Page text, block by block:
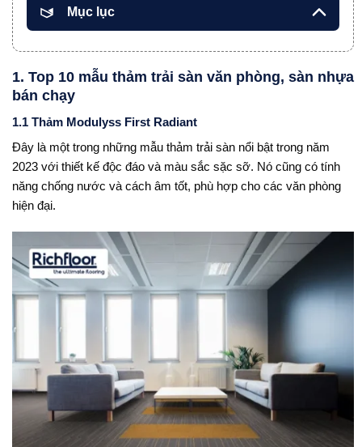
Mục lục
1. Top 10 mẫu thảm trải sàn văn phòng, sàn nhựa
bán chạy
1.1 Thảm Modulyss First Radiant
Đây là một trong những mẫu thảm trải sàn nổi bật trong năm
2023 với thiết kế độc đáo và màu sắc sặc sỡ. Nó cũng có tính
năng chống nước và cách âm tốt, phù hợp cho các văn phòng
hiện đại.